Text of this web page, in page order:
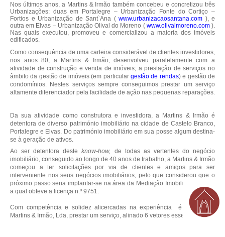
Nos últimos anos, a Martins & Irmão também concebeu e concretizou três
Urbanizações: duas em Portalegre – Urbanização Fonte do Cortiço –
Fortios e Urbanização de Sant`Ana ( www.urbanizacaosantana.com ), e
outra em Elvas – Urbanização Olival do Moreno ( www.olivalmoreno.com).
Nas quais executou, promoveu e comercializou a maioria dos imóveis
edificados.
Como consequência de uma carteira considerável de clientes investidores,
nos anos 80, a Martins & Irmão, desenvolveu paralelamente com a
atividade de construção e venda de imóveis; a prestação de serviços no
âmbito da gestão de imóveis (em particular gestão de rendas) e gestão de
condomínios. Nestes serviços sempre conseguimos prestar um serviço
altamente diferenciador pela facilidade de ação nas pequenas reparações.
Da sua atividade como construtora e investidora, a Martins & Irmão é
detentora de diverso património imobiliário na cidade de Castelo Branco,
Portalegre e Elvas. Do património imobiliário em sua posse algum destina-
se à geração de ativos.
Ao ser detentora desteknow-how, de todas as vertentes do negócio
imobiliário, conseguido ao longo de 40 anos de trabalho, a Martins & Irmão
começou a ter solicitações por via de clientes e amigos para ser
interveniente nos seus negócios imobiliários, pelo que considerou que o
próximo passo seria implantar-se na área da Mediação Imobiliária, e para
a qual obteve a licença n.º 9751.
Com competência e solidez alicercadas na experiência é missão do
Martins & Irmão, Lda, prestar um serviço, alinado 6 vetores essenciais: